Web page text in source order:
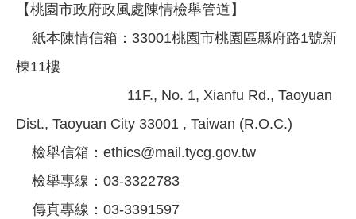
【桃園市政府政風處陳情檢舉管道】
紙本陳情信箱：33001桃園市桃園區縣府路1號新
棟11樓
11F., No. 1, Xianfu Rd., Taoyuan
Dist., Taoyuan City 33001 , Taiwan (R.O.C.)
檢舉信箱：ethics@mail.tycg.gov.tw
檢舉專線：03-3322783
傳真專線：03-3391597